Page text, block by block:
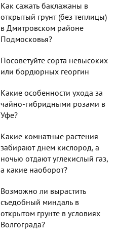
Как сажать баклажаны в
открытый грунт (без теплицы)
в Дмитровском районе
Подмосковья?
Посоветуйте сорта невысоких
или бордюрных георгин
Какие особенности ухода за
чайно-гибридными розами в
Уфе?
Какие комнатные растения
забирают днем кислород, а
ночью отдают углекислый газ,
а какие наоборот?
Возможно ли вырастить
съедобный миндаль в
открытом грунте в условиях
Волгограда?